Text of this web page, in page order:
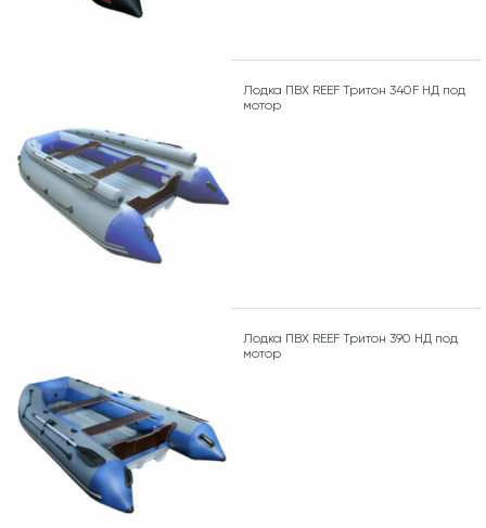
Лодка ПВХ REEF Тритон 340F НД под
мотор
Лодка ПВХ REEF Тритон 390 НД под
мотор